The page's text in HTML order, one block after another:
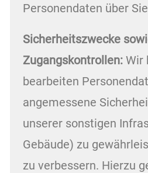
Personendaten über
Sicherheitszwecke
Zugangskontrollen:Wir
bearbeiten
angemessene
unserer sonstigen
Gebäude) zu
zu verbessern. Hierzu